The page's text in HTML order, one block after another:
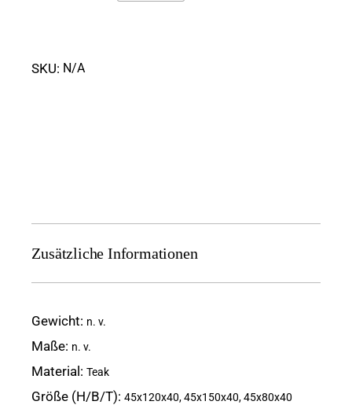
SKU: N/A
Zusätzliche Informationen
Gewicht n. v.
Maße n. v.
Material Teak
Größe (H/B/T) 45x120x40, 45x150x40, 45x80x40